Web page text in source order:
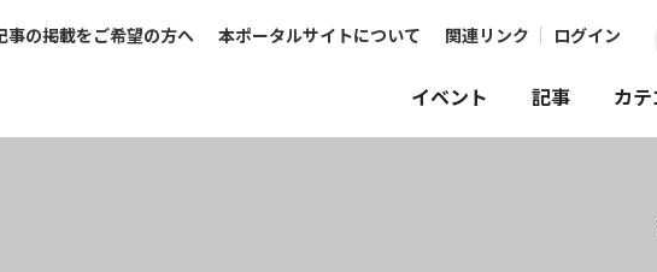
事の掲載をご希望の方へ 本ポータルサイトについて 関連リンク ログイン
イベント 記事 カ